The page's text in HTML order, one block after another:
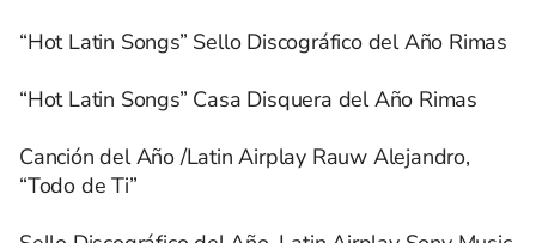
“Hot Latin Songs” Sello Discográfico del Año Rimas
“Hot Latin Songs” Casa Disquera del Año Rimas
Canción del Año /Latin Airplay Rauw Alejandro,
“Todo de Ti”